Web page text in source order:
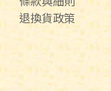
退換貨政策